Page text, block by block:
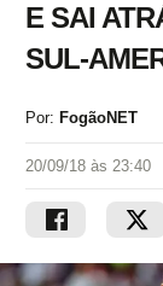
E SAI
SUL-
Por: FogãoNET
20/09/18 às 23:40